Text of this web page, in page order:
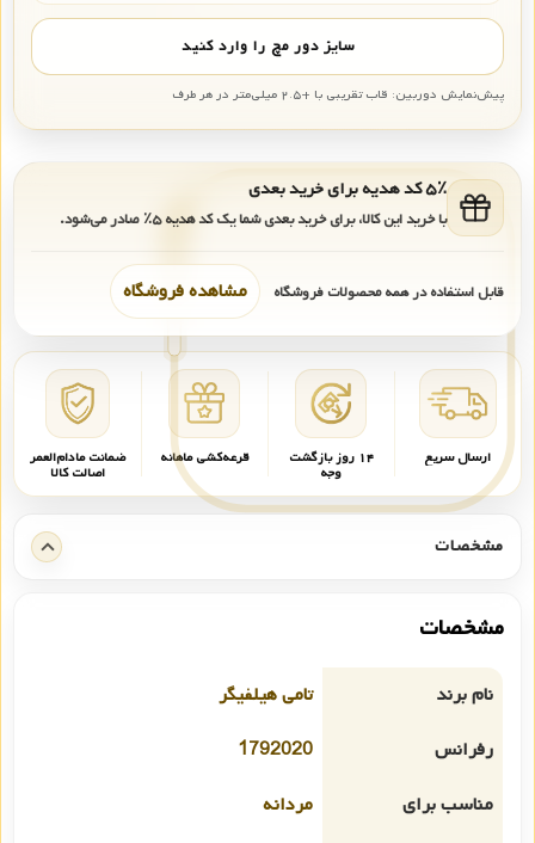
سایز دور مچ را وارد کنید
پیش‌نمایش دوربین: قاب تقریبی با +۲.۵ میلی‌متر در هر طرف
۵٪ کد هدیه برای خرید بعدی
با خرید این کالا، برای خرید بعدی شما یک کد هدیه۵٪ صادر می‌شود.
قابل استفاده در همه محصولات فروشگاه مشاهده فروشگاه
ارسال سریع ۱۴ روز بازگشت
وجه
قرعه‌کشی ماهانه ضمانت مادام‌العمر
اصالت کالا
مشخصات
مشخصات
نام برند
تامی هیلفیگر
رفرانس
1792020
مناسب برای
مردانه